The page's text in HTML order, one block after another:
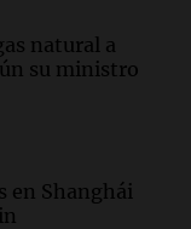
natural a
su ministro
en Shanghái